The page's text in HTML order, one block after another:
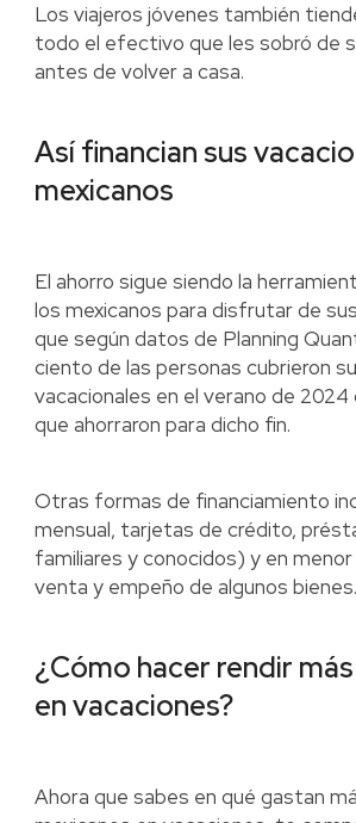
Los viajeros jóvenes también
todo el efectivo que les sobró de
antes de volver a casa.
Así financian sus
mexicanos
El ahorro sigue siendo la
los mexicanos para disfrutar de
que según datos de Planning
ciento de las personas cubrieron
vacacionales en el verano de 2024
que ahorraron para dicho fin.
Otras formas de financiamiento
mensual, tarjetas de crédito,
familiares y conocidos) y en menor
venta y empeño de algunos bienes.
¿Cómo hacer rendir
en vacaciones?
Ahora que sabes en qué gastan